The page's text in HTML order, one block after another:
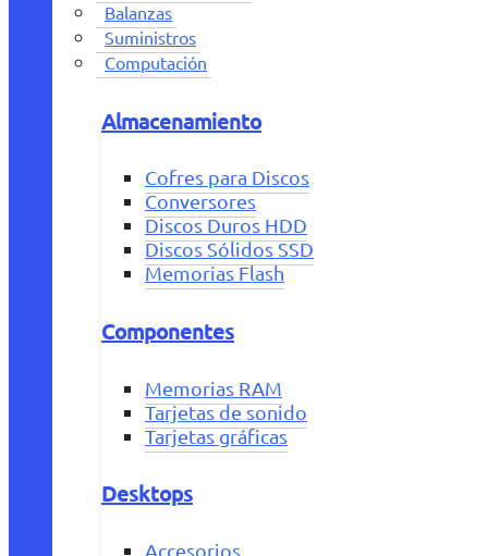
Balanzas
Suministros
Computación
Almacenamiento
Cofres para Discos
Conversores
Discos Duros HDD
Discos Sólidos SSD
Memorias Flash
Componentes
Memorias RAM
Tarjetas de sonido
Tarjetas gráficas
Desktops
Accesorios